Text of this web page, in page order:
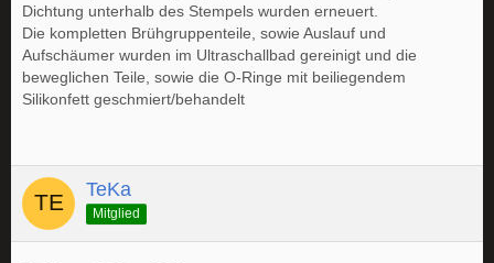
Dichtung unterhalb des Stempels wurden erneuert.
Die kompletten Brühgruppenteile, sowie Auslauf und
Aufschäumer wurden im Ultraschallbad gereinigt und die
beweglichen Teile, sowie die O-Ringe mit beiliegendem
Silikonfett geschmiert/behandelt
TeKa
Mitglied